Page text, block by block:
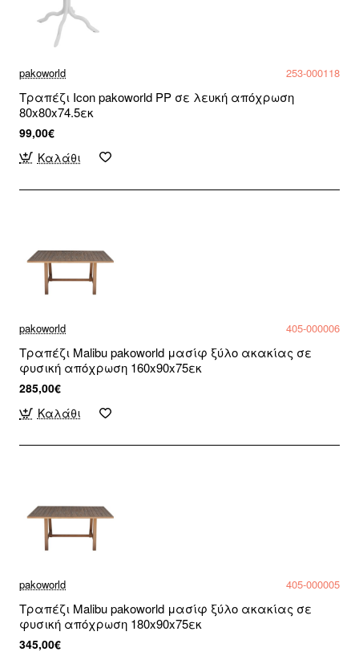
pakoworld 253-000118
Τραπέζι Icon pakoworld PP σε λευκή απόχρωση
80x80x74.5εκ
99,00€
Καλάθι
pakoworld 405-000006
Τραπέζι Malibu pakoworld μασίφ ξύλο ακακίας σε
φυσική απόχρωση 160x90x75εκ
285,00€
Καλάθι
pakoworld 405-000005
Τραπέζι Malibu pakoworld μασίφ ξύλο ακακίας σε
φυσική απόχρωση 180x90x75εκ
345,00€